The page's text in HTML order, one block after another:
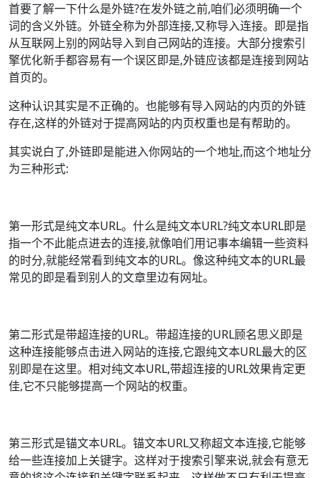
首要了解一下什么是外链?在发外链之前,咱们必须明确一个
词的含义外链。外链全称为外部连接,又称导入连接。即是指
从互联网上别的网站导入到自己网站的连接。大部分搜索引
擎优化新手都容易有一个误区即是,外链应该都是连接到网站
首页的。
这种认识其实是不正确的。也能够有导入网站的内页的外链
存在,这样的外链对于提高网站的内页权重也是有帮助的。
其实说白了,外链即是能进入你网站的一个地址,而这个地址分
为三种形式:
第一形式是纯文本URL。什么是纯文本URL?纯文本URL即是
指一个不此能点进去的连接,就像咱们用记事本编辑一些资料
的时分,就能经常看到纯文本的URL。像这种纯文本的URL最
常见的即是看到别人的文章里边有网址。
第二形式是带超连接的URL。带超连接的URL顾名思义即是
这种连接能够点击进入网站的连接,它跟纯文本URL最大的区
别即是在这里。相对纯文本URL,带超连接的URL效果肯定更
佳,它不只能够提高一个网站的权重。
第三形式是锚文本URL。锚文本URL又称超文本连接,它能够
给一些连接加上关键字。这样对于搜索引擎来说,就会有意无